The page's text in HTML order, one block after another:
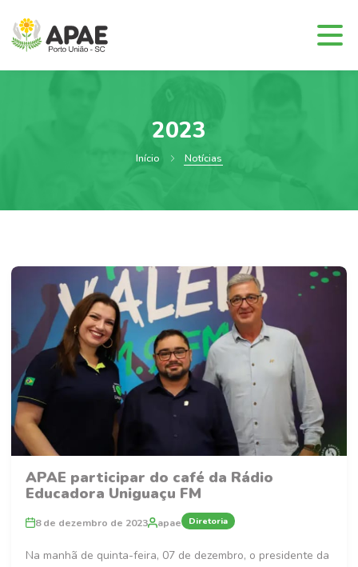
2023
Início Notícias
APAE participar do café da Rádio
Educadora Uniguaçu FM
8 de dezembro de 2023 apae Diretoria
Na manhã de quinta-feira, 07 de dezembro, o presidente da